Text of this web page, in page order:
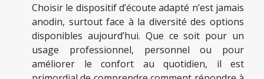
Choisir le dispositif d’écoute adapté n’est jamais
anodin, surtout face à la diversité des options
disponibles aujourd’hui. Que ce soit pour un
usage professionnel, personnel ou pour
améliorer le confort au quotidien, il est